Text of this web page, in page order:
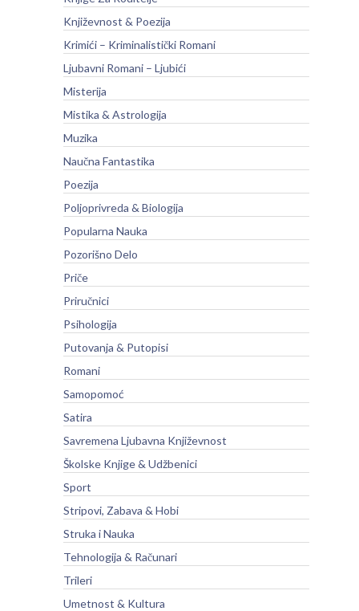
Književnost & Poezija
Krimići – Kriminalistički Romani
Ljubavni Romani – Ljubići
Misterija
Mistika & Astrologija
Muzika
Naučna Fantastika
Poezija
Poljoprivreda & Biologija
Popularna Nauka
Pozorišno Delo
Priče
Priručnici
Psihologija
Putovanja & Putopisi
Romani
Samopomoć
Satira
Savremena Ljubavna Književnost
Školske Knjige & Udžbenici
Sport
Stripovi, Zabava & Hobi
Struka i Nauka
Tehnologija & Računari
Trileri
Umetnost & Kultura